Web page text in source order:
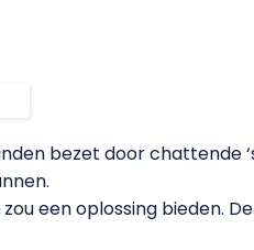
bezet door chattende
een oplossing bieden.